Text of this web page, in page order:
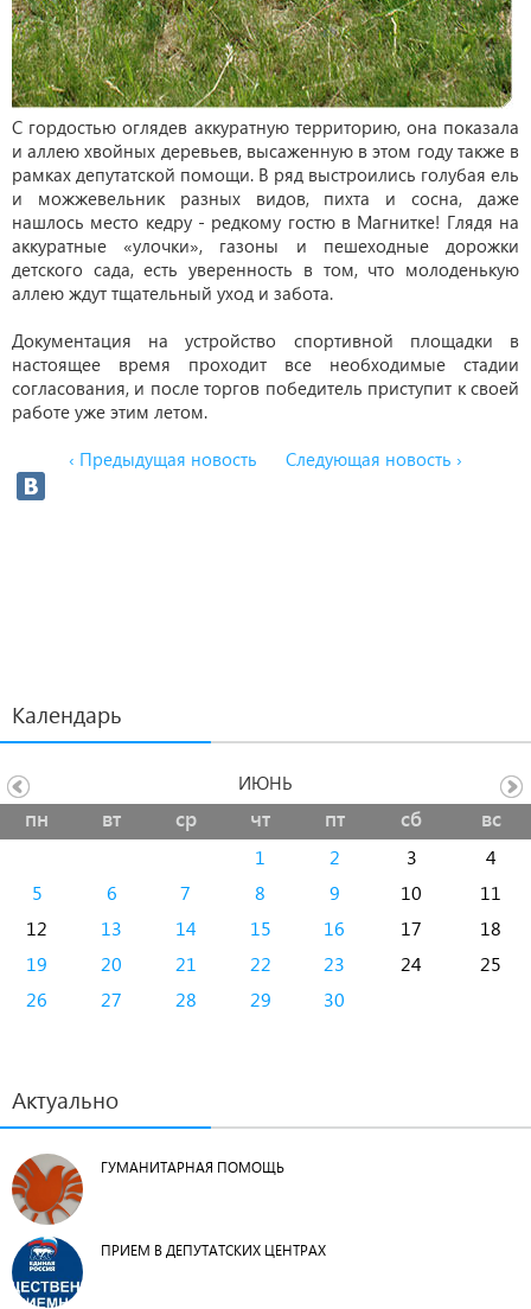
С гордостью оглядев аккуратную территорию, она показала
и аллею хвойных деревьев, высаженную в этом году также в
рамках депутатской помощи. В ряд выстроились голубая ель
и можжевельник разных видов, пихта и сосна, даже
нашлось место кедру - редкому гостю в Магнитке! Глядя на
аккуратные «улочки», газоны и пешеходные дорожки
детского сада, есть уверенность в том, что молоденькую
аллею ждут тщательный уход и забота.
Документация на устройство спортивной площадки в
настоящее время проходит все необходимые стадии
согласования, и после торгов победитель приступит к своей
работе уже этим летом.
‹ Предыдущая новость
Следующая новость ›
Календарь
пн вт ср чт пт сб вс
1 2 3
4
5
6 7 8 9 10
11
12
13 14 15 16 17
18
19
20 21 22 23 24
25
26
27 28 29 30
ИЮНЬ
Актуально
ГУМАНИТАРНАЯ ПОМОЩЬ
ПРИЕМ В ДЕПУТАТСКИХ ЦЕНТРАХ